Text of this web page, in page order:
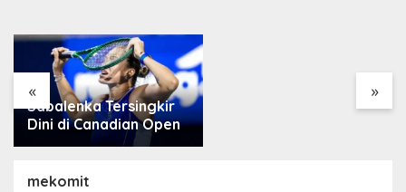
« »
Juta Pound
mekomit